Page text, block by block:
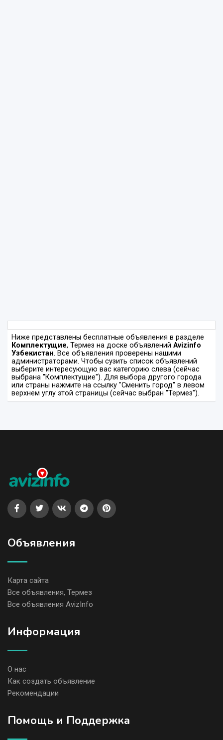
Ниже представлены бесплатные объявления в разделе
Комплектущие, Термез на доске объявлений Avizinfo
Узбекистан. Все объявления проверены нашими
администраторами. Чтобы сузить список объявлений
выберите интересующую вас категорию слева (сейчас
выбрана "Комплектущие"). Для выбора другого города
или страны нажмите на ссылку "Сменить город" в левом
верхнем углу этой страницы (сейчас выбран "Термез").
Объявления
Карта сайта
Все объявления, Термез
Все объявления AvizInfo
Информация
О нас
Как создать объявление
Рекомендации
Помощь и Поддержка